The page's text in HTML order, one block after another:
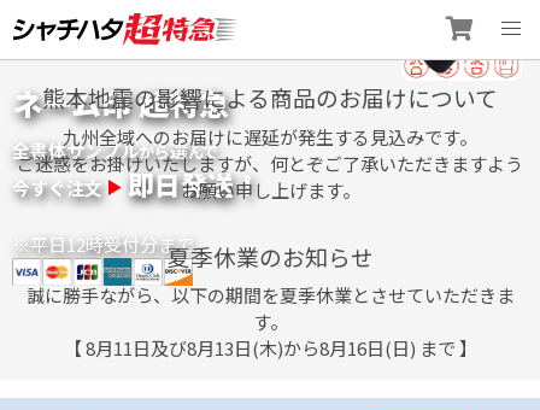
to
content
ネーム印 超特急
全書体サンプルから選んで
今すぐ注文 即日発送！
※平日12時受付分まで
熊本地震の影響による商品のお届けについて
九州全域へのお届けに遅延が発生する見込みです。
ご迷惑をお掛けいたしますが、何とぞご了承いただきますよう
お願い申し上げます。
夏季休業のお知らせ
誠に勝手ながら、以下の期間を夏季休業とさせていただきま
す。
【 8月11日及び8月13日(木)から8月16日(日) まで 】